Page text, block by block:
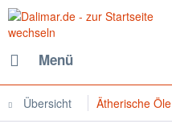
Menü
Übersicht Ätherische Öle